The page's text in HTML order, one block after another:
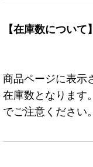
【在庫数について】
商品ページに表示
在庫数となります
でご注意ください。